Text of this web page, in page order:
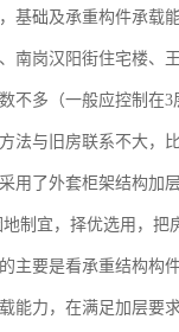
基础及承重构件承载
南岗汉阳街住宅楼、
不多（一般应控制在
法与旧房联系不大，
用了外套柜架结构加
制宜，择优选用，把
要是看承重结构构
能力，在满足加层要